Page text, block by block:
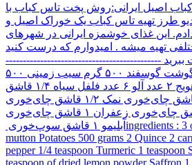
اصیل ایرانی:روش پخت تاس کباب با
طرز تهیه تاس کباب یک خوراک اصیل و
این غذای خوشمزه ایرانی در شهرهای
تهیه میشه . امیدوارم که درست کنید
---------------------------------------------
-- مواد لازم : پیاز ۳ عدد گوشت گوسفند ۵۰۰ گرم سیب زمینی ۵۰۰
گرم به ۲ عدد هویج ۲ عدد آلو ۶ عدد فلفل سیاه ۱/۴ قاشق
چای‌خوری زردچوبه ۱ قاشق چای‌خوری نمک ۱/۲ قاشق چای‌خوری
گرد لیمو یا غوره ۱ قاشق چای‌خوری زعفران ۱ قاشق چای‌خوری
آبلیمو ۱ قاشق سوپ‌خوری ‏ingredients : ‏3 oninon ‏500 grams of
mutton ‏Potatoes 500 grams ‏2 Quince ‏2 carrots ‏6 plums ‏Black
pepper 1/4 teaspoon ‏Turmeric 1 teaspoon ‏Salt 1/2 teaspoon ‏1
teaspoon of dried lemon powder ‏Saffron 1 teaspoon ‏1 tablespoon of